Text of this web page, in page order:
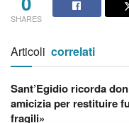
SHARES
Articoli correlati
Sant’Egidio ricorda
amicizia per restituire
fragili»